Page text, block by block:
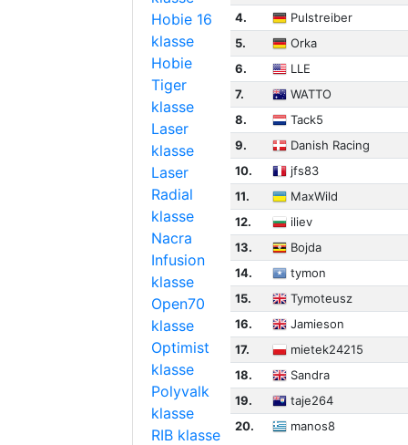
Hobie 16
klasse
Hobie
Tiger
klasse
Laser
klasse
Laser
Radial
klasse
Nacra
Infusion
klasse
Open70
klasse
Optimist
klasse
Polyvalk
klasse
RIB klasse
4.
Pulstreiber
5.
Orka
6.
LLE
7.
WATTO
8.
Tack5
9.
Danish Racing
10.
jfs83
11.
MaxWild
12.
iliev
13.
Bojda
14.
tymon
15.
Tymoteusz
16.
Jamieson
17.
mietek24215
18.
Sandra
19.
taje264
20.
manos8